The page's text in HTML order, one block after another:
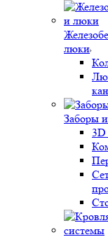
люки
Заборы
3D